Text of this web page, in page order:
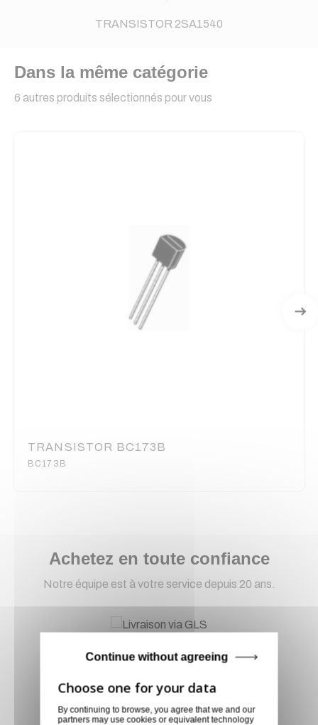
TRANSISTOR 2SA1540
Dans la même catégorie
6 autres produits sélectionnés pour vous
TRANSISTOR BC173B
BC173B
Achetez en toute confiance
Notre équipe est à votre service depuis 20 ans.
directement en magasin ou
dans les points relais de notre
By continuing to browse, you agree that we and our
partners may use cookies or equivalent technology
Continue without agreeing